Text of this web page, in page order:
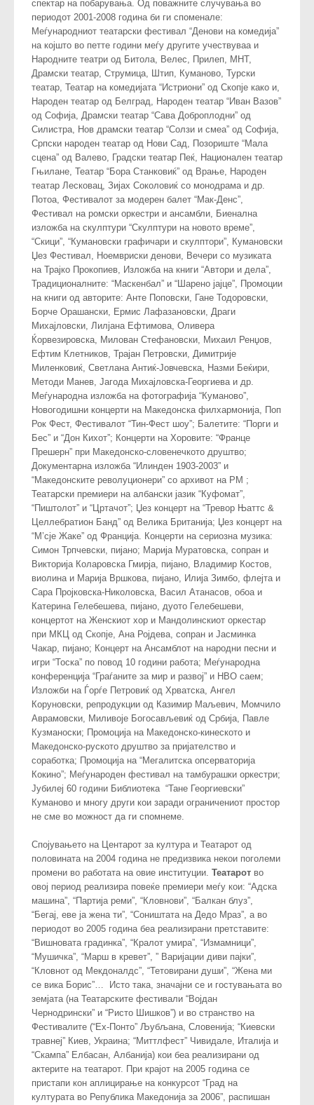
спектар на побарувања. Од поважните случувања во
периодот 2001-2008 година би ги споменале:
Меѓународниот театарски фестивал “Денови на комедија”
на којшто во петте години меѓу другите учествуваа и
Народните театри од Битола, Велес, Прилеп, МНТ,
Драмски театар, Струмица, Штип, Куманово, Турски
театар, Театар на комедијата “Истриони” од Скопје како и,
Народен театар од Белград, Народен театар “Иван Вазов”
од Софија, Драмски театар “Сава Доброплодни” од
Силистра, Нов драмски театар “Солзи и смеа” од Софија,
Српски народен театар од Нови Сад, Позориште “Мала
сцена” од Валево, Градски театар Пеќ, Национален театар
Гњилане, Театар “Бора Станковиќ” од Врање, Народен
театар Лесковац, Зијах Соколовиќ со монодрама и др.
Потоа, Фестивалот за модерен балет “Мак-Денс”,
Фестивал на ромски оркестри и ансамбли, Биенална
изложба на скулптури “Скулптури на новото време”,
“Скици”, “Кумановски графичари и скулптори”, Кумановски
Џез Фестивал, Ноемвриски денови, Вечери со музиката
на Трајко Прокопиев, Изложба на книги “Автори и дела”,
Традиционалните: “Маскенбал” и “Шарено јајце”, Промоции
на книги од авторите: Анте Поповски, Гане Тодоровски,
Борче Орашански, Ермис Лафазановски, Драги
Михајловски, Лилјана Ефтимова, Оливера
Ќорвезировска, Милован Стефановски, Михаил Ренџов,
Ефтим Клетников, Трајан Петровски, Димитрије
Миленковиќ, Светлана Антиќ-Јовчевска, Назми Беќири,
Методи Манев, Јагода Михајловска-Георгиева и др.
Меѓународна изложба на фотографија “Куманово”,
Новогодишни концерти на Македонска филхармонија, Поп
Рок Фест, Фестивалот “Тин-Фест шоу”; Балетите: “Порги и
Бес” и “Дон Кихот”; Концерти на Хоровите: “Франце
Прешерн” при Македонско-словенечкото друштво;
Документарна изложба “Илинден 1903-2003” и
“Македонските револуционери” со архивот на РМ ;
Театарски премиери на албански јазик “Куфомат”,
“Пиштолот” и “Цртачот”; Џез концерт на “Тревор Њаттс &
Целлебратион Банд” од Велика Британија; Џез концерт на
“М’сје Жаке” од Франција. Концерти на сериозна музика:
Симон Трпчевски, пијано; Марија Муратовска, сопран и
Викторија Коларовска Гмирја, пијано, Владимир Костов,
виолина и Марија Вршкова, пијано, Илија Зимбо, флејта и
Сара Пројковска-Николовска, Васил Атанасов, обоа и
Катерина Гелебешева, пијано, дуото Гелебешеви,
концертот на Женскиот хор и Мандолинскиот оркестар
при МКЦ од Скопје, Ана Ројдева, сопран и Јасминка
Чакар, пијано; Концерт на Ансамблот на народни песни и
игри “Тоска” по повод 10 години работа; Меѓународна
конференција “Граѓаните за мир и развој” и НВО саем;
Изложби на Ѓорѓе Петровиќ од Хрватска, Ангел
Коруновски, репродукции од Казимир Маљевич, Момчило
Аврамовски, Миливоје Богосављевиќ од Србија, Павле
Кузманоски; Промоција на Македонско-кинеското и
Македонско-руското друштво за пријателство и
соработка; Промоција на “Мегалитска опсерваторија
Кокино”; Меѓународен фестивал на тамбурашки оркестри;
Јубилеј 60 години Библиотека “Тане Георгиевски”
Куманово и многу други кои заради ограничениот простор
не сме во можност да ги спомнеме.
Спојувањето на Центарот за култура и Театарот од
половината на 2004 година не предизвика некои поголеми
промени во работата на овие институции. Театарот во
овој период реализира повеќе премиери меѓу кои: “Адска
машина”, “Партија реми”, “Кловнови”, “Балкан блуз”,
“Бегај, еве ја жена ти”, “Соништата на Дедо Мраз”, а во
периодот во 2005 година беа реализирани претставите:
“Вишновата градинка”, “Кралот умира”, “Измамници”,
“Мушичка”, “Марш в кревет”, ” Варијации диви пајки”,
“Кловнот од Мекдоналдс”, “Тетовирани души”, “Жена ми
се вика Борис”… Исто така, значајни се и гостувањата во
земјата (на Театарските фестивали “Војдан
Чернодрински” и “Ристо Шишков”) и во странство на
Фестивалите (“Ех-Понто” Љубљана, Словенија; “Киевски
травнеј” Киев, Украина; “Миттлфест” Чивидале, Италија и
“Скампа” Елбасан, Албанија) кои беа реализирани од
актерите на театарот. При крајот на 2005 година се
пристапи кон аплицирање на конкурсот “Град на
културата во Република Македонија за 2006”, распишан